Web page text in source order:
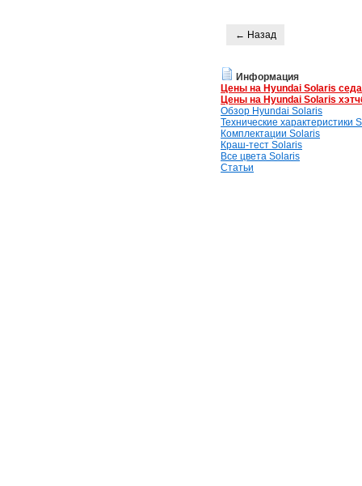
← Назад
Информация
Цены на Hyundai Solaris
Цены на Hyundai Solaris
Обзор Hyundai Solaris
Технические характеристики
Комплектации Solaris
Краш-тест Solaris
Все цвета Solaris
Статьи